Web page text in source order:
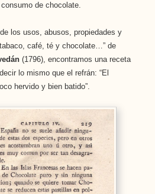
de chocolate.
de los usos, abusos, propiedades y
café, té y chocolate…” de
(1796), encontramos una receta
lo mismo que el refrán: “El
hervido y bien batido”.